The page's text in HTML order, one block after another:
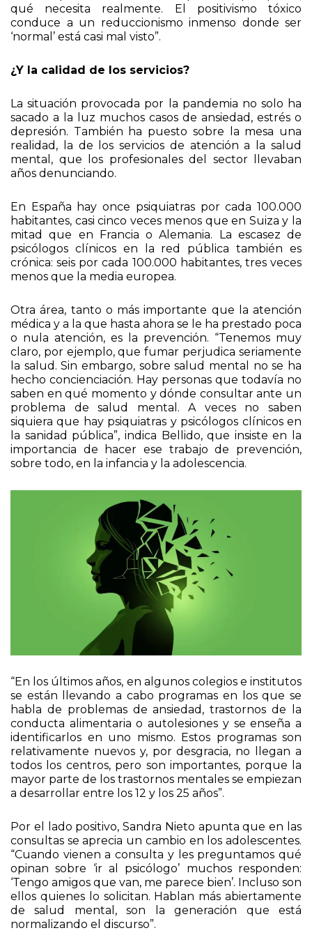
realista y valorar cómo puedes conseguirlo. Además,
estamos perdiendo de vista a la persona: qué quiere,
qué necesita realmente. El positivismo tóxico
La situación provocada por la pandemia no solo ha
sacado a la luz muchos casos de ansiedad, estrés o
depresión. También ha puesto sobre la mesa una
realidad, la de los servicios de atención a la salud
En España hay once psiquiatras por cada 100.000
habitantes, casi cinco veces menos que en Suiza y la
mitad que en Francia o Alemania. La escasez de
psicólogos clínicos en la red pública también es
crónica: seis por cada 100.000 habitantes, tres veces
Otra área, tanto o más importante que la atención
médica y a la que hasta ahora se le ha prestado poca
o nula atención, es la prevención. “Tenemos muy
claro, por ejemplo, que fumar perjudica seriamente
la salud. Sin embargo, sobre salud mental no se ha
hecho concienciación. Hay personas que todavía no
saben en qué momento y dónde consultar ante un
problema de salud mental. A veces no saben
siquiera que hay psiquiatras y psicólogos clínicos en
la sanidad pública”, indica Bellido, que insiste en la
importancia de hacer ese trabajo de prevención,
“En los últimos años, en algunos colegios e institutos
se están llevando a cabo programas en los que se
habla de problemas de ansiedad, trastornos de la
conducta alimentaria o autolesiones y se enseña a
identificarlos en uno mismo. Estos programas son
relativamente nuevos y, por desgracia, no llegan a
todos los centros, pero son importantes, porque la
mayor parte de los trastornos mentales se empiezan
Por el lado positivo, Sandra Nieto apunta que en las
consultas se aprecia un cambio en los adolescentes.
“Cuando vienen a consulta y les preguntamos qué
opinan sobre ‘ir al psicólogo’ muchos responden:
‘Tengo amigos que van, me parece bien’. Incluso son
ellos quienes lo solicitan. Hablan más abiertamente
de salud mental, son la generación que está